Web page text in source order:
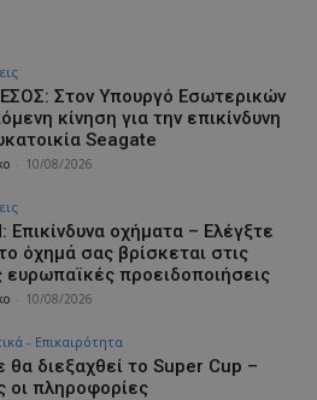
Στον Υπουργό Εσωτερικών
κίνηση για την επικίνδυνη
Seagate
10/08/2026
οχήματα – Ελέγξτε
όχημά σας βρίσκεται στις
ευρωπαϊκές προειδοποιήσεις
10/08/2026
- Επικαιρότητα
θα διεξαχθεί το Super Cup –
οι πληροφορίες